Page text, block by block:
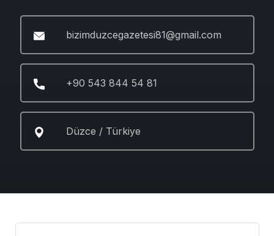
bizimduzcegazetesi81@gmail.com
+90 543 844 54 81
Düzce / Türkiye